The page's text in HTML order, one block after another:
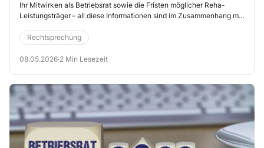
Ihr Mitwirken als Betriebsrat sowie die Fristen möglicher Reha-
Leistungsträger – all diese Informationen sind im Zusammenhang mit
Dieser Paragraf bildet die Grundlage für Ihre Arbeit als Betriebsrat
und regelt die Pflichten Ihres Arbeitgebers. Zudem ist § 14 SGB IX
relevant, wenn es um Leistungen im BEM durch
Rechtsprechung
08.05.2026·2 Min Lesezeit